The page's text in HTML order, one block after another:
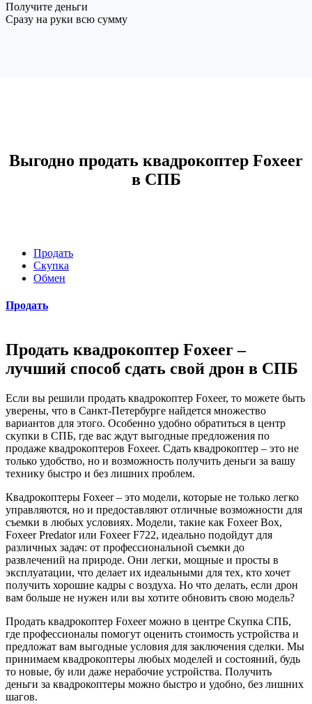
Получите деньги
Сразу на руки всю сумму
Выгодно продать квадрокоптер Foxeer
в СПБ
Продать
Скупка
Обмен
Продать
Продать квадрокоптер Foxeer –
лучший способ сдать свой дрон в СПБ
Если вы решили продать квадрокоптер Foxeer, то можете быть
уверены, что в Санкт-Петербурге найдется множество
вариантов для этого. Особенно удобно обратиться в центр
скупки в СПБ, где вас ждут выгодные предложения по
продаже квадрокоптеров Foxeer. Сдать квадрокоптер – это не
только удобство, но и возможность получить деньги за вашу
технику быстро и без лишних проблем.
Квадрокоптеры Foxeer – это модели, которые не только легко
управляются, но и предоставляют отличные возможности для
съемки в любых условиях. Модели, такие как Foxeer Box,
Foxeer Predator или Foxeer F722, идеально подойдут для
различных задач: от профессиональной съемки до
развлечений на природе. Они легки, мощные и просты в
эксплуатации, что делает их идеальными для тех, кто хочет
получить хорошие кадры с воздуха. Но что делать, если дрон
вам больше не нужен или вы хотите обновить свою модель?
Продать квадрокоптер Foxeer можно в центре Скупка СПБ,
где профессионалы помогут оценить стоимость устройства и
предложат вам выгодные условия для заключения сделки. Мы
принимаем квадрокоптеры любых моделей и состояний, будь
то новые, бу или даже нерабочие устройства. Получить
деньги за квадрокоптеры можно быстро и удобно, без лишних
шагов.